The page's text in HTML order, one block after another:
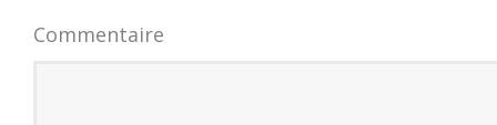
Commentaire